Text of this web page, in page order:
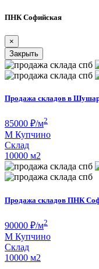
ПНК Софийская
×
Закрыть
Продажа складов в
85000 ₽/м2
М Купчино
Склад
10000 м2
Продажа складов ПНК
90000 ₽/м2
М Купчино
Склад
10000 м2